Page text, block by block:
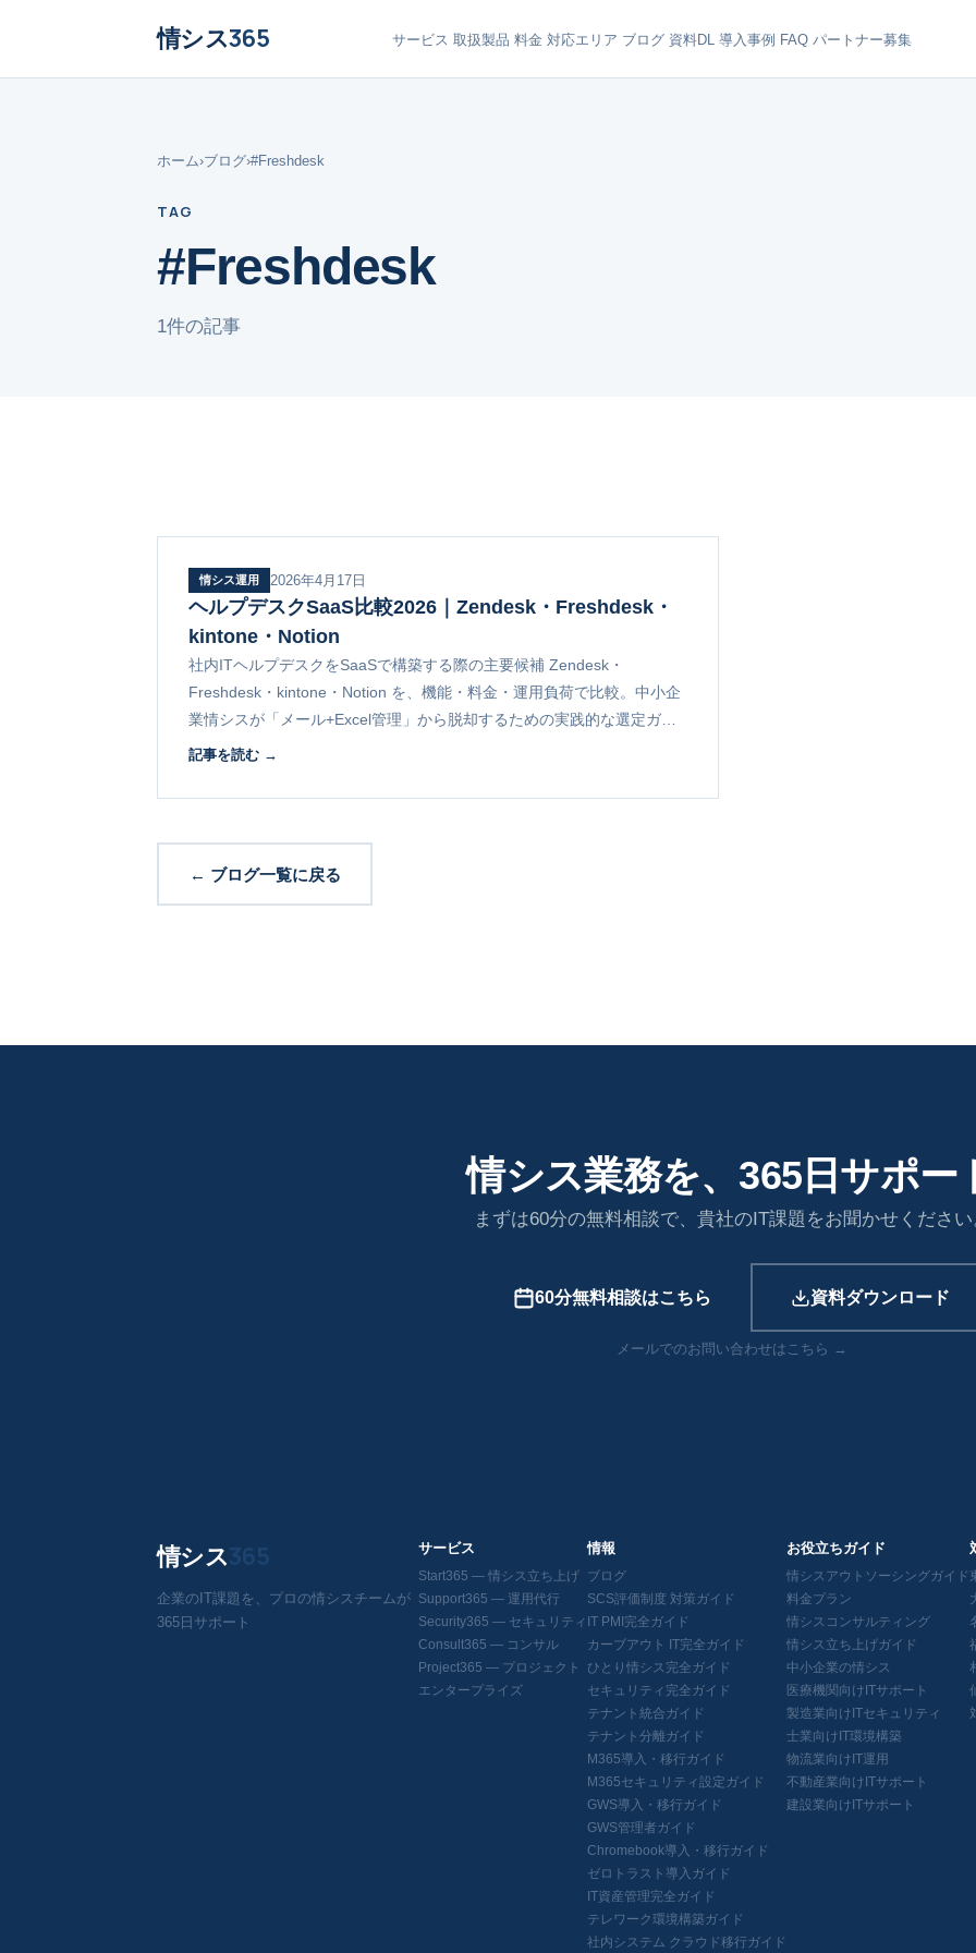
情シス365 サービス 取扱製品 料金 対応エリア ブログ 資料DL 導入事例 FAQ パートナー募集
ホーム›ブログ›#Freshdesk
TAG
#Freshdesk
1件の記事
情シス運用 2026年4月17日
ヘルプデスクSaaS比較2026｜Zendesk・Freshdesk・
kintone・Notion
社内ITヘルプデスクをSaaSで構築する際の主要候補 Zendesk・
Freshdesk・kintone・Notion を、機能・料金・運用負荷で比較。中小企
業情シスが「メール+Excel管理」から脱却するための実践的な選定ガイ
ドです。
記事を読む →
← ブログ一覧に戻る
情シス業務を、365日サポー
まずは60分の無料相談で、貴社のIT課題をお聞かせください
60分無料相談はこちら 資料ダウンロード
メールでのお問い合わせはこちら →
情シス365
企業のIT課題を、プロの情シスチームが
365日サポート
サービス
Start365 — 情シス立ち上げ
Support365 — 運用代行
Security365 — セキュリティ
Consult365 — コンサル
Project365 — プロジェクト
エンタープライズ
情報
ブログ
SCS評価制度 対策ガイド
IT PMI完全ガイド
カーブアウト IT完全ガイド
ひとり情シス完全ガイド
セキュリティ完全ガイド
テナント統合ガイド
テナント分離ガイド
M365導入・移行ガイド
M365セキュリティ設定ガイド
GWS導入・移行ガイド
GWS管理者ガイド
Chromebook導入・移行ガイド
ゼロトラスト導入ガイド
IT資産管理完全ガイド
テレワーク環境構築ガイド
社内システム クラウド移行ガイド
お役立ちガイド
情シスアウトソーシングガイド
料金プラン
情シスコンサルティング
情シス立ち上げガイド
中小企業の情シス
医療機関向けITサポート
製造業向けITセキュリティ
士業向けIT環境構築
物流業向けIT運用
不動産業向けITサポート
建設業向けITサポート